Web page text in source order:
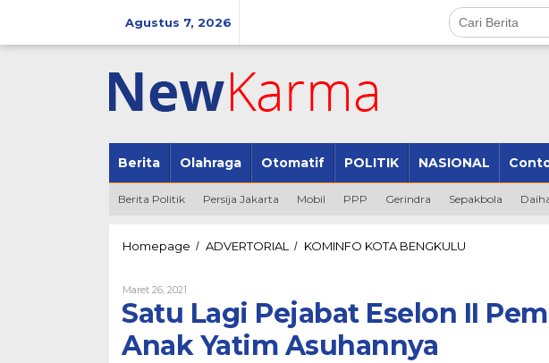
Agustus 7, 2026
Berita Olahraga Otomatif POLITIK NASIONAL
Berita Politik Persija Jakarta Mobil PPP Gerindra Sepakbola
Homepage / ADVERTORIAL / KOMINFO KOTA BENGKULU
Pemkot
Maret 26, 2021
Redaksi234
Satu Lagi Pejabat Eselon II
Anak Yatim Asuhannya